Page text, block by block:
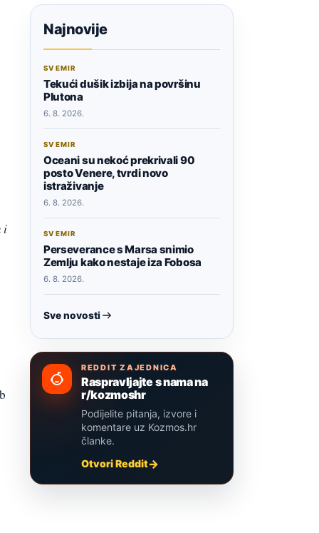
i
Najnovije
SVEMIR
Tekući dušik izbija na površinu
Plutona
6. 8. 2026.
SVEMIR
Oceani su nekoć prekrivali 90
posto Venere, tvrdi novo
istraživanje
6. 8. 2026.
SVEMIR
Perseverance s Marsa snimio
Zemlju kako nestaje iza Fobosa
6. 8. 2026.
Sve novosti
REDDIT ZAJEDNICA
Raspravljajte s nama na
r/kozmoshr
Podijelite pitanja, izvore i
komentare uz Kozmos.hr
članke.
Otvori Reddit